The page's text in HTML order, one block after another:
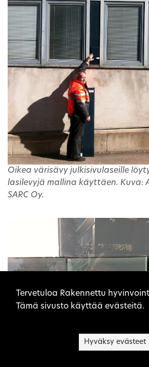
Oikea värisävy julkisivulaseille
lasilevyjä mallina käyttäen. Kuva:
SARC Oy.
Sivuston
Tervetuloa Rakennettu
Tämä sivusto käyttää evästeitä.
Hyväksy evästeet